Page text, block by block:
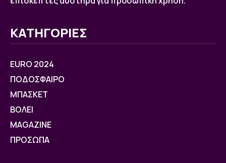
ΚΑΤΗΓΟΡΙΕΣ
EURO 2024
ΠΟΔΟΣΦΑΙΡΟ
ΜΠΑΣΚΕΤ
ΒOΛΕΙ
MAGAZINE
ΠΡΟΣΩΠΑ